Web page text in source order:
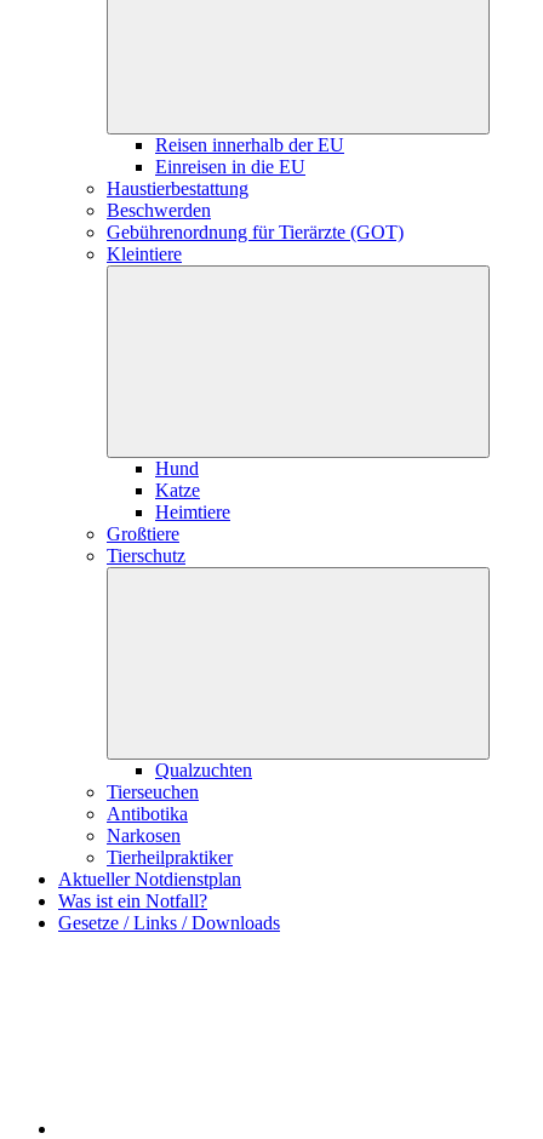
Reisen innerhalb der EU
Einreisen in die EU
Haustierbestattung
Beschwerden
Gebührenordnung für Tierärzte (GOT)
Kleintiere
Hund
Katze
Heimtiere
Großtiere
Tierschutz
Qualzuchten
Tierseuchen
Antibotika
Narkosen
Tierheilpraktiker
Aktueller Notdienstplan
Was ist ein Notfall?
Gesetze / Links / Downloads